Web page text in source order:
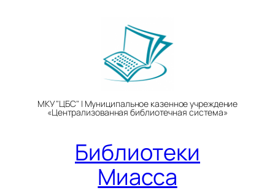
МКУ "ЦБС" | Муниципальное казенное учреждение
«Централизованная библиотечная система»
Библиотеки
Миасса